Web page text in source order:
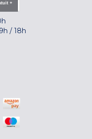
+
/ 18h